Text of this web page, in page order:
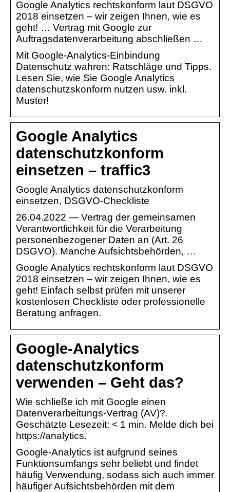
Google Analytics rechtskonform laut DSGVO
2018 einsetzen – wir zeigen Ihnen, wie es
geht! … Vertrag mit Google zur
Auftragsdatenverarbeitung abschließen …
Mit Google-Analytics-Einbindung
Datenschutz wahren: Ratschläge und Tipps.
Lesen Sie, wie Sie Google Analytics
datenschutzskonform nutzen usw. inkl.
Muster!
Google Analytics
datenschutzkonform
einsetzen – traffic3
Google Analytics datenschutzkonform
einsetzen, DSGVO-Checkliste
26.04.2022 — Vertrag der gemeinsamen
Verantwortlichkeit für die Verarbeitung
personenbezogener Daten an (Art. 26
DSGVO). Manche Aufsichtsbehörden, …
Google Analytics rechtskonform laut DSGVO
2018 einsetzen – wir zeigen Ihnen, wie es
geht! Einfach selbst prüfen mit unserer
kostenlosen Checkliste oder professionelle
Beratung anfragen.
Google-Analytics
datenschutzkonform
verwenden – Geht das?
Wie schließe ich mit Google einen
Datenverarbeitungs-Vertrag (AV)?.
Geschätzte Lesezeit: < 1 min. Melde dich bei
https://analytics.
Google-Analytics ist aufgrund seines
Funktionsumfangs sehr beliebt und findet
häufig Verwendung, sodass sich auch immer
häufiger Aufsichtsbehörden mit dem